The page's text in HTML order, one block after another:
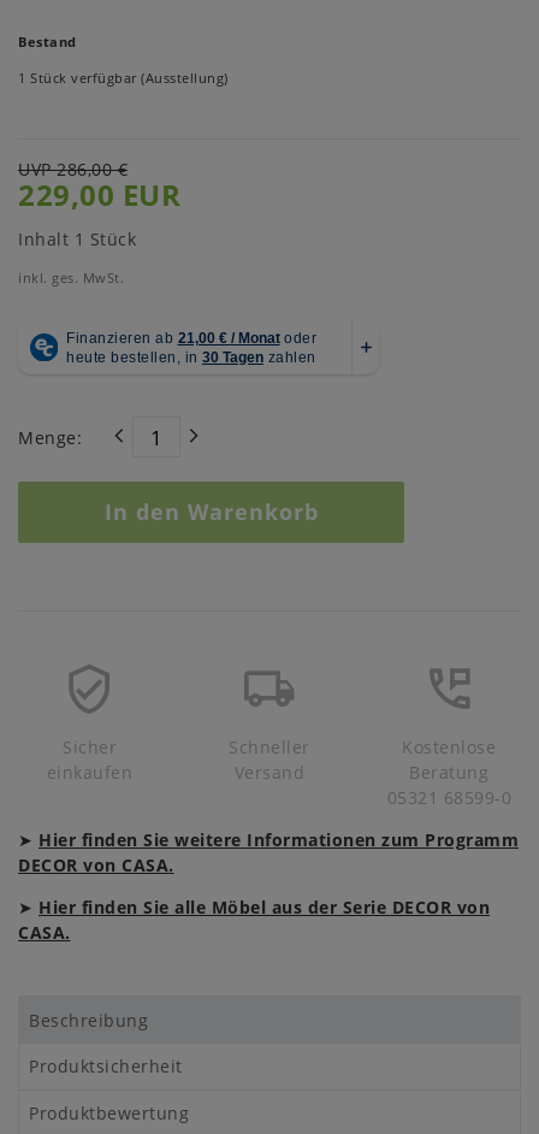
Bestand
1 Stück verfügbar (Ausstellung)
UVP 286,00 €
229,00 EUR
Inhalt 1 Stück
inkl. ges. MwSt.
Menge:
In den Warenkorb
Sicher
einkaufen
Schneller
Versand
Kostenlose
Beratung
05321 68599-0
➤ Hier finden Sie weitere Informationen zum Programm
DECOR von CASA.
➤ Hier finden Sie alle Möbel aus der Serie DECOR von
CASA.
Beschreibung
Produktsicherheit
Produktbewertung